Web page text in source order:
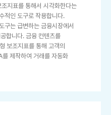
지표를 통해서 시각화한다는
적인 도구로 작용합니다.
구는 급변하는 금융시장에서
합니다. 금융 컨텐츠를
보조지표를 통해 고객의
제작하여 거래를 자동화